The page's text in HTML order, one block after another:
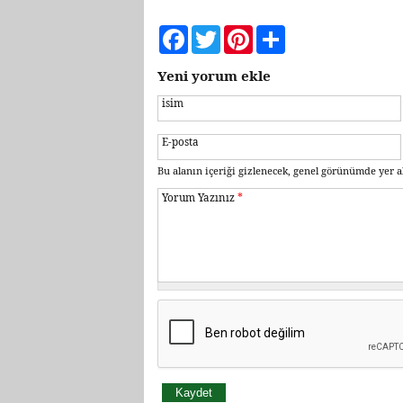
FacebookTwitterPinterest
Yeni yorum ekle
isim
E-posta
Bu alanın içeriği gizlenecek, genel görünümde yer
Yorum Yazınız*